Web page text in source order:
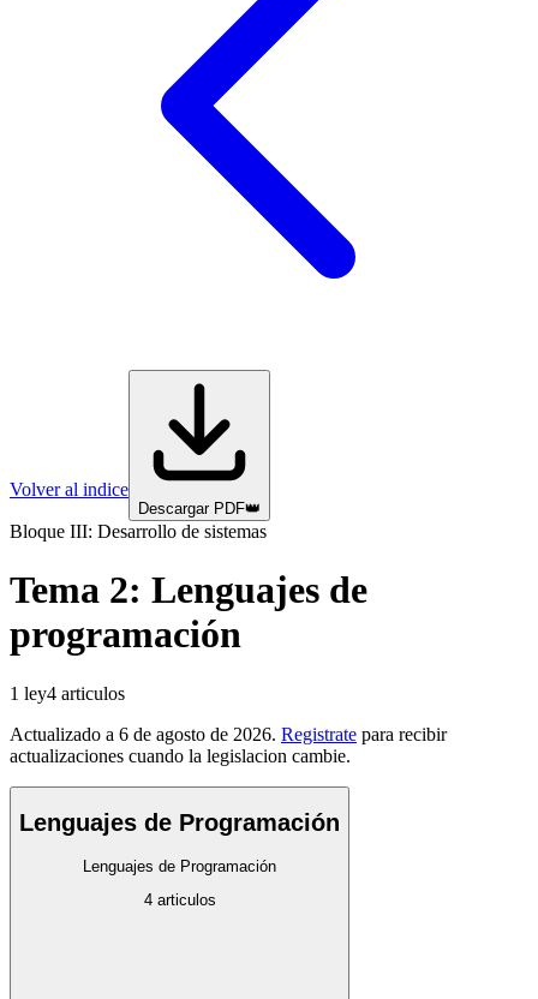
Volver al indice
Descargar PDF👑
Bloque III: Desarrollo de sistemas
Tema 2: Lenguajes de
programación
1 ley4 articulos
Actualizado a 6 de agosto de 2026. Registrate para recibir
actualizaciones cuando la legislacion cambie.
Lenguajes de Programación
Lenguajes de Programación
4articulos